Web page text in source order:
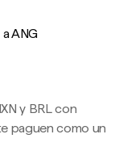
ANG
y BRL con
paguen como un